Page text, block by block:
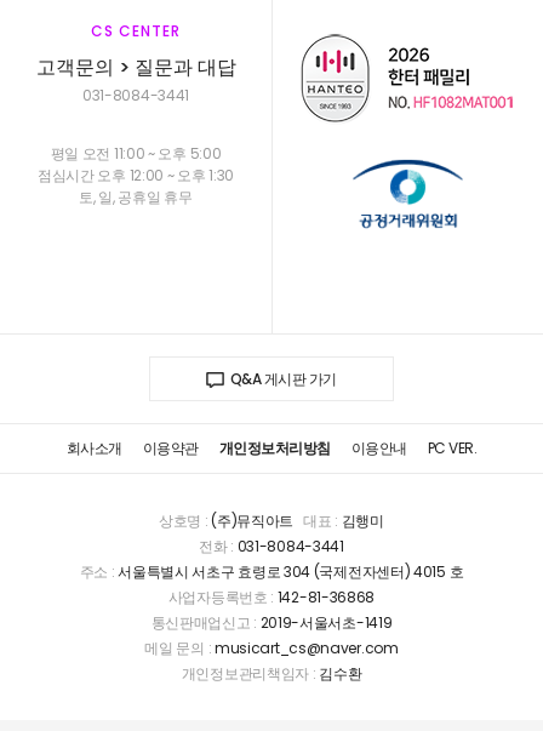
CS CENTER
고객문의 > 질문과 대답
031-8084-3441
평일 오전 11:00 ~ 오후 5:00
점심시간 오후 12:00 ~ 오후 1:30
토, 일, 공휴일 휴무
Q&A 게시판 가기
회사소개 이용약관 개인정보처리방침 이용안내 PC VER.
상호명 :(주)뮤직아트 대표 : 김행미
전화 : 031-8084-3441
주소 :서울특별시 서초구 효령로 304 (국제전자센터) 4015 호
사업자등록번호 : 142-81-36868
통신판매업신고 : 2019-서울서초-1419
메일 문의 :musicart_cs@naver.com
개인정보관리책임자 : 김수환